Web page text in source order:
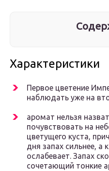
Характеристики
Первое цветение
наблюдать уже на
аромат нельзя
почувствовать на
цветущего куста,
дня запах сильнее, а
ослабевает. Запах
сочетающий тонкие